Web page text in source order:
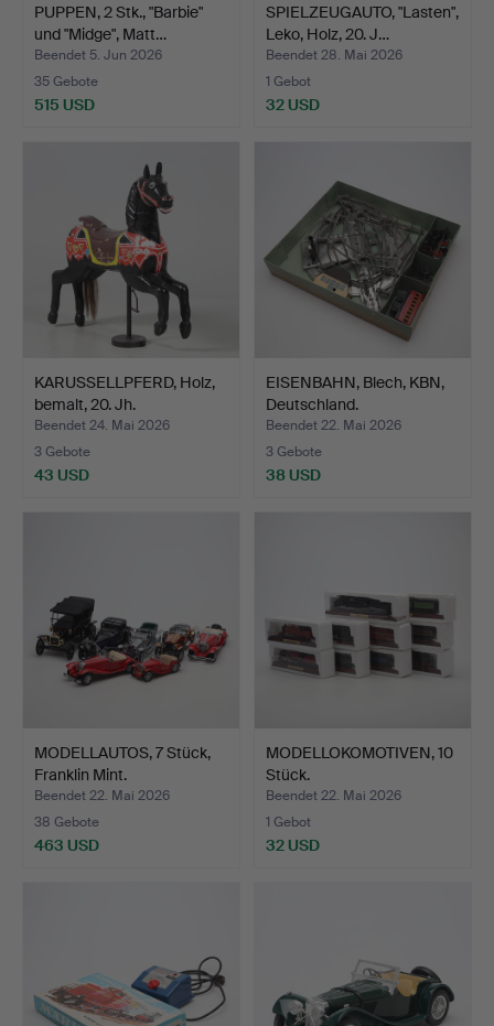
PUPPEN, 2 Stk., "Barbie"
und "Midge", Matt…
Beendet 5. Jun 2026
35 Gebote
515 USD
SPIELZEUGAUTO, "Lasten",
Leko, Holz, 20. J…
Beendet 28. Mai 2026
1 Gebot
32 USD
KARUSSELLPFERD, Holz,
bemalt, 20. Jh.
Beendet 24. Mai 2026
3 Gebote
43 USD
EISENBAHN, Blech, KBN,
Deutschland.
Beendet 22. Mai 2026
3 Gebote
38 USD
MODELLAUTOS, 7 Stück,
Franklin Mint.
Beendet 22. Mai 2026
38 Gebote
463 USD
MODELLOKOMOTIVEN, 10
Stück.
Beendet 22. Mai 2026
1 Gebot
32 USD